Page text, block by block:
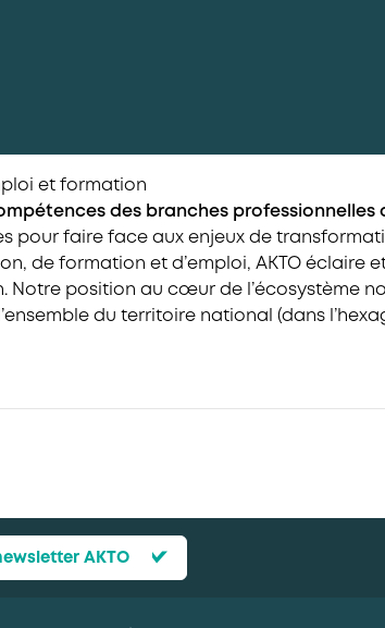
p oi et formation
des branches professionnelles
pour faire face aux enjeux de
de formation et d’emploi, AKTO éclaire
Notre position au cœur de
du territoire national (dans
AKTO